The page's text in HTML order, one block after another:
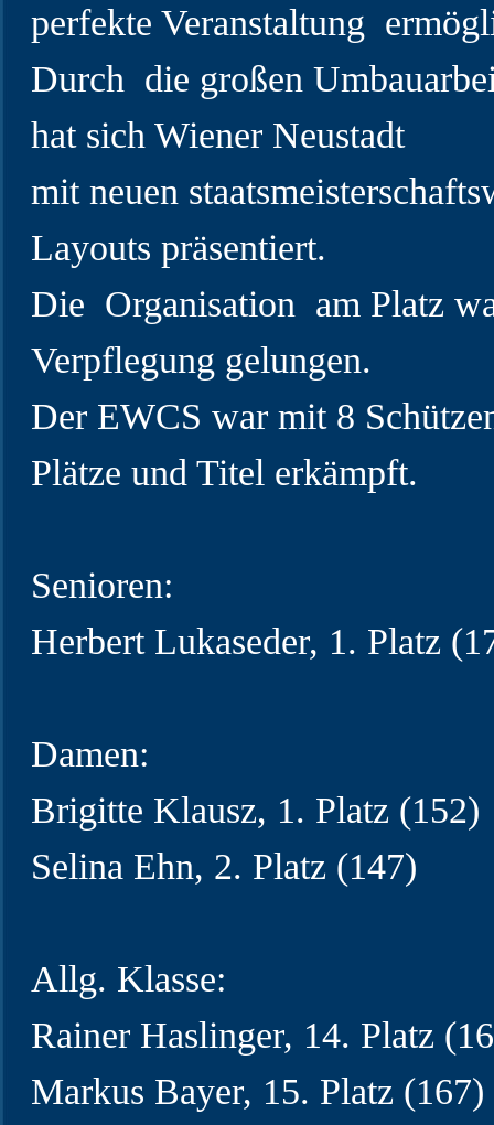
perfekte Veranstaltung
Durch die großen
hat sich Wiener Neustadt
mit neuen
Layouts präsentiert.
Die Organisation am Platz
Verpflegung gelungen.
Der EWCS war mit 8
Plätze und Titel erkämpft.
Senioren:
Herbert Lukaseder, 1. Platz
Damen:
Brigitte Klausz, 1. Platz (152)
Selina Ehn, 2. Platz (147)
Allg. Klasse:
Rainer Haslinger, 14. Platz
Markus Bayer, 15. Platz (167)